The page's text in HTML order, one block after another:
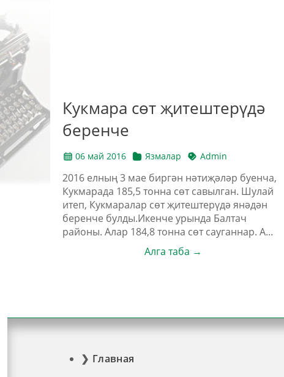
Кукмара сөт җитештерүдә
беренче
06 май 2016 Язмалар Admin
2016 елның 3 мае биргән нәтиҗәләр буенча,
Кукмарада 185,5 тонна сөт савылган. Шулай
итеп, Кукмаралар сөт җитештерүдә янәдән
беренче булды.Икенче урында Балтач
районы. Алар 184,8 тонна сөт сауганнар. А...
Алга таба →
Главная